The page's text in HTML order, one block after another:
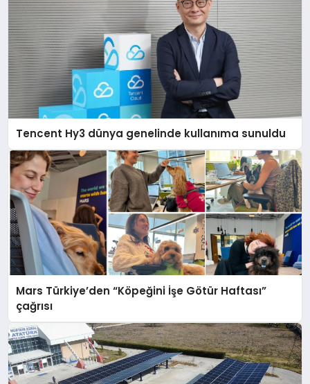
Tencent Hy3 dünya genelinde kullanıma sunuldu
Mars Türkiye’den “Köpeğini İşe Götür Haftası”
çağrısı